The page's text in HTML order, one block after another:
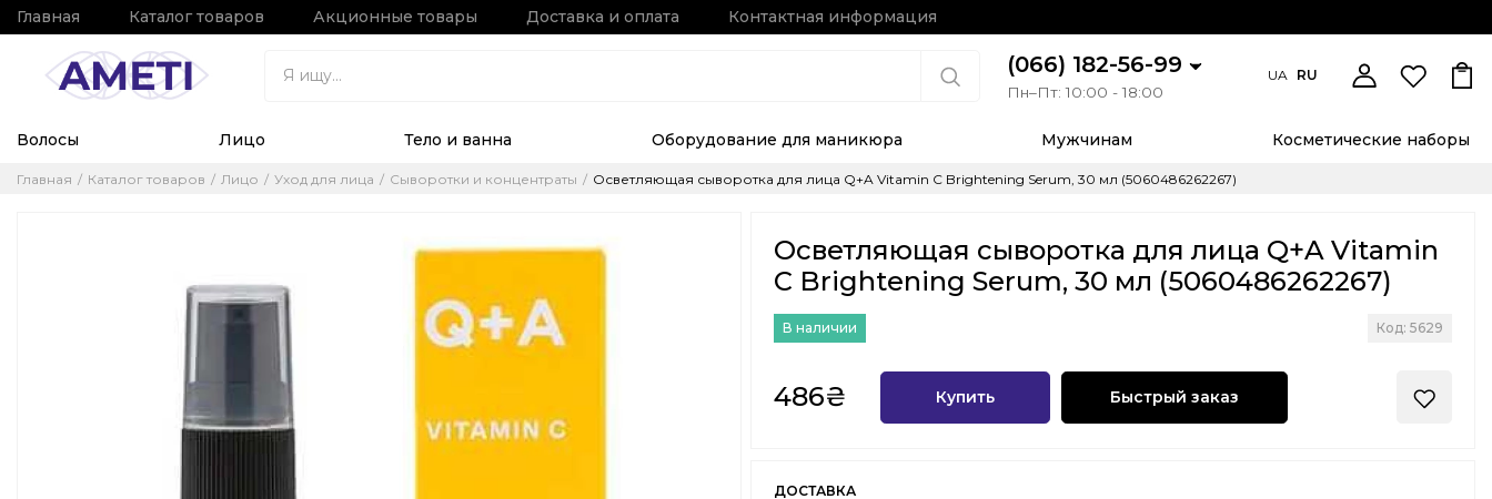
Главная Каталог товаров Акционные товары Доставка и оплата Контактная информация
(066) 182-56-99
Пн–Пт: 10:00 - 18:00
UA RU
Волосы Лицо Тело и ванна Оборудование для маникюра Мужчинам Косметические наборы
Главная Каталог товаров Лицо Уход для лица Сыворотки и концентраты Осветляющая сыворотка для лица Q+A Vitamin C Brightening Serum, 30 мл (5060486262267)
Осветляющая сыворотка для лица Q+A Vitamin
C Brightening Serum, 30 мл (5060486262267)
В наличии Код: 5629
486₴ Купить Быстрый заказ
ДОСТАВКА